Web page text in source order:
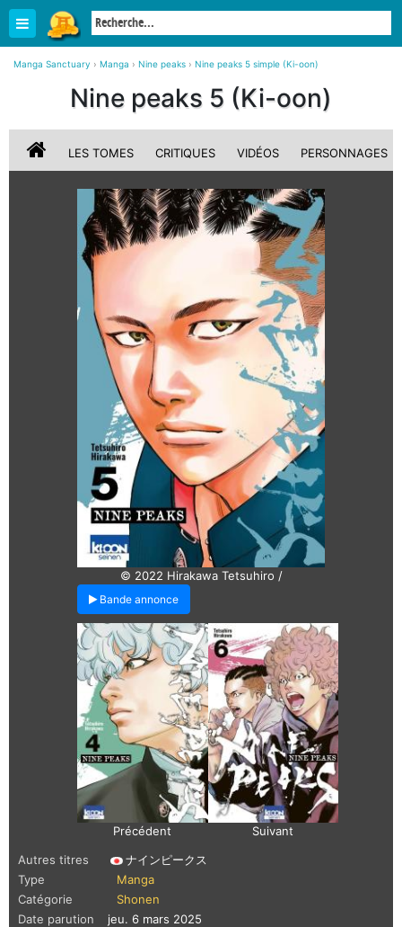
Manga Sanctuary › Manga › Nine peaks › Nine peaks 5 simple (Ki-oon)
Nine peaks 5 (Ki-oon)
LES TOMES CRITIQUES VIDÉOS PERSONNAGES
© 2022 Hirakawa Tetsuhiro /
Bande annonce
Précédent
Suivant
Autres titres
ナインピークス
Type
Manga
Catégorie
Shonen
Date parution
jeu. 6 mars 2025